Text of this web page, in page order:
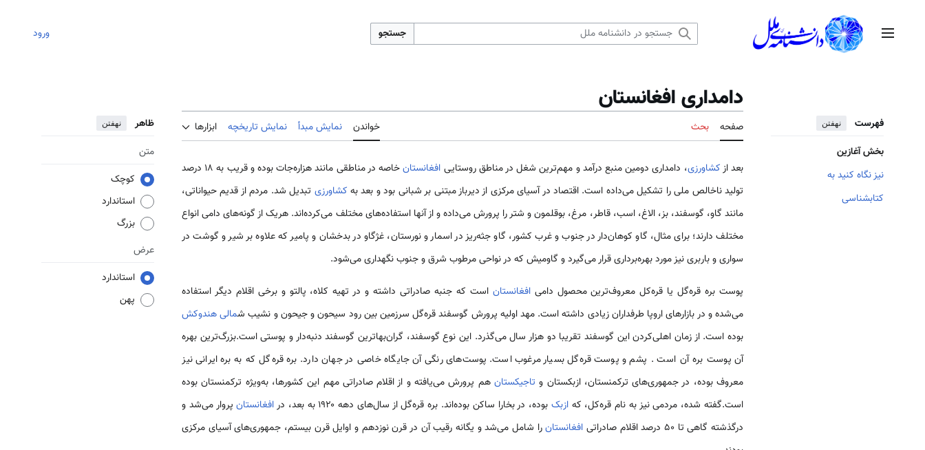
منوی اصلی جستجو ورود
فهرست نهفتن
بخش آغازین
نیز نگاه کنید به
کتابشناسی
دامداری افغانستان
صفحه بحث خواندن نمایش مبدأ نمایش تاریخچه ابزارها ظاهر نهفتن
متن
کوچک
استاندارد
بزرگ
عرض
استاندارد
پهن
بعد ازکشاورزی، دامداری دومین منبع درآمد و مهم‌ترین شغل در مناطق روستایی افغانستان
خاصه در مناطقی مانند هزاره‌جات بوده و قریب به ۱۸ درصد
تولید ناخالص ملی را تشکیل می‌داده است. اقتصاد در آسیای مرکزی از دیرباز مبتنی بر شبانی بود و بعد به کشاورزی تبدیل شد. مردم از قدیم حیواناتی،
مانند گاو، گوسفند، بز، الاغ، اسب، قاطر، مرغ، بوقلمون و شتر را پرورش می‌داده و از آنها استفاده‌های مختلف می‌کرده‌اند. هریک از گونه‌های دامی انواع
مختلف دارند؛ برای مثال، گاو کوهان‌دار در جنوب و غرب کشور، گاو جثه‌ریز در اسمار و نورستان، غژگاو در بدخشان و پامیر که علاوه بر شیر و گوشت در
سواری و باربری نیز مورد بهره‌برداری قرار می‌گیرد و گاومیش که در نواحی مرطوب شرق و جنوب نگهداری می‌شود.
پوست بره قره‌گل یا قره‌کل معروف‌ترین محصول دامیافغانستان است که جنبه صادراتی داشته و در تهیه کلاه، پالتو و برخی اقلام دیگر استفاده
می‌شده و در بازارهای اروپا طرفداران زیادی داشته است. مهد اولیه پرورش گوسفند قره‌گل سرزمین بین رود سیحون و جیحون و نشیب شمالیهندوکش
بوده است. از زمان اهلی‌کردن این گوسفند تقریبا دو هزار سال می‌گذرد. این نوع گوسفند، گران‌بهاترین گوسفند دنبه‌دار و پوستی است.بزرگ‌ترین بهره
آن پوست بره آن است . پشم و پوست قره‌گل بسیار مرغوب است. پوست‌های رنگی آن جایگاه خاصی در جهان دارد. بره قره‌گل که به بره ایرانی نیز
معروف بوده، در جمهوری‌های ترکمنستان، ازبکستان و تاجیکستان هم پرورش می‌یافته و از اقلام صادراتی مهم این کشورها، به‌ویژه ترکمنستان بوده
است.گفته شده، مردمی نیز به نام قره‌کل، کهازبک بوده، در بخارا ساکن بوده‌اند. بره قره‌گل از سال‌های دهه ۱۹۲۰ به بعد، در افغانستانپروار می‌شد و
درگذشته گاهی تا ۵۰ درصد اقلام صادراتی
افغانستانرا شامل می‌شد و یگانه رقیب آن در قرن نوزدهم و اوایل قرن بیستم، جمهوری‌های آسیای مرکزی